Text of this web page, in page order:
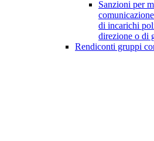
Sanzioni per
di incarichi
direzione o di
Rendiconti gruppi